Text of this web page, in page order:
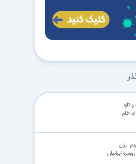
تازه
خام
ایران
ایرانیان